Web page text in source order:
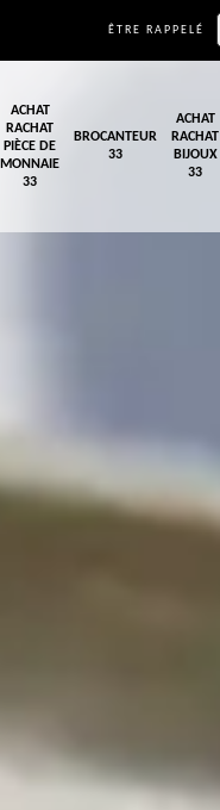
ÊTRE RAPPELÉ
ACHAT
RACHAT
PIÈCE DE
MONNAIE
33
BROCANTEUR
33
ACHAT
RACHAT
BIJOUX
33